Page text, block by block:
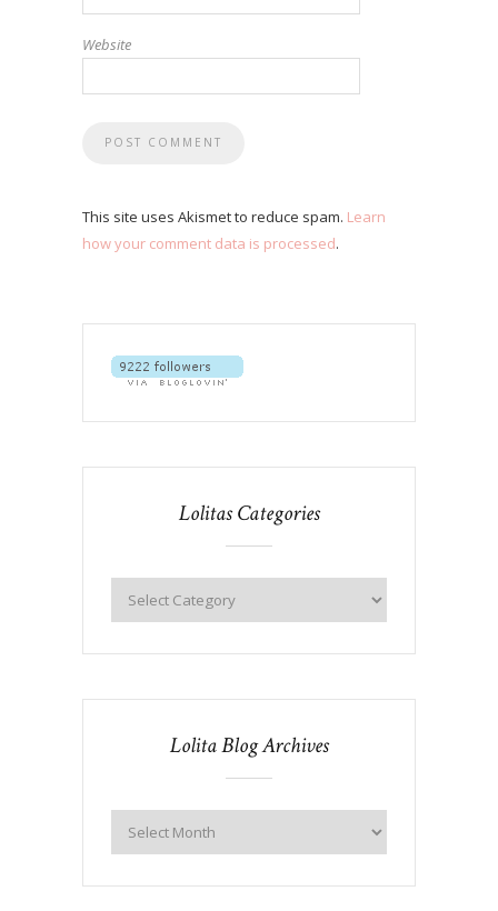
Website
This site uses Akismet to reduce spam. Learn
how your comment data is processed.
Lolitas Categories
Lolita Blog Archives